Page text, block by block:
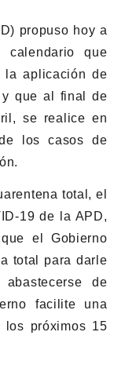
propuso hoy a
calendario que
aplicación de
y que al final de
se realice en
los casos de
total, el
19 de la APD,
el Gobierno
total para darle
de
facilite una
los próximos 15